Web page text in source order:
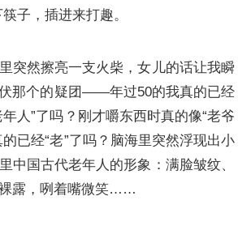
子，插进来打趣。
突然擦亮一支火柴，女儿的话让我瞬
那个的疑团——年过50的我真的已经
人”了吗？刚才嚼东西时真的像“老爷
已经“老”了吗？脑海里突然浮现出小
中国古代老年人的形象：满脸皱纹、
露，咧着嘴微笑……